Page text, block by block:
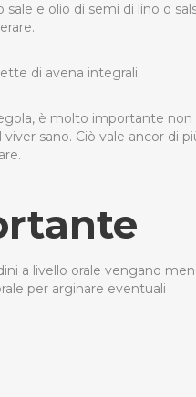
e olio di semi di lino o
di avena integrali.
è molto importante non
sano. Ciò vale ancor di
a livello orale vengano
per arginare eventuali